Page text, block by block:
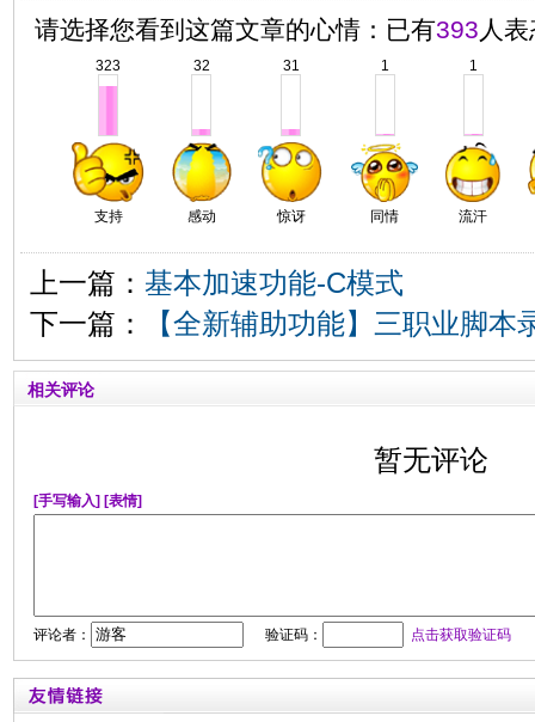
请选择您看到这篇文章的心情：已有393 人
323
支持
32
感动
31
惊讶
1
同情
1
流汗
上一篇： 基本加速功能-C模式
下一篇：
【全新辅助功能】三职业脚本
相关评论
暂无评论
[手写输入] [表情]
评论者： 验证码： 点击获取验证码